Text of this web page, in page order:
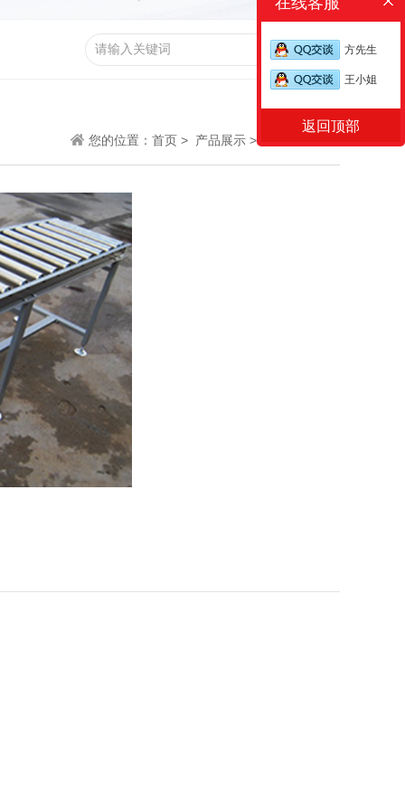
您的位置： 首页 > 产品展示 >
方先生
王小姐
返回顶部